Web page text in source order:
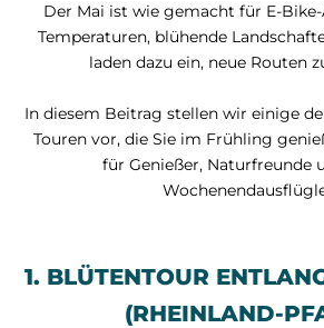
Der Mai ist wie gemacht für E-
Temperaturen, blühende
laden dazu ein, neue Routen
In diesem Beitrag stellen wir einige
Touren vor, die Sie im Frühling
für Genießer, Naturfreunde
1. BLÜTENTOUR
(RHEINLAND-